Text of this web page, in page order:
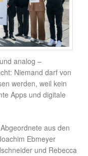
analog –
Niemand darf von
werden, weil kein
Apps und digitale
aus den
Ebmeyer
und Rebecca